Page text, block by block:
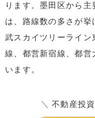
ります。墨田区から
は、路線数の多さが
武スカイツリーライン
線、都営新宿線、都営
います。
＼ 不動産投